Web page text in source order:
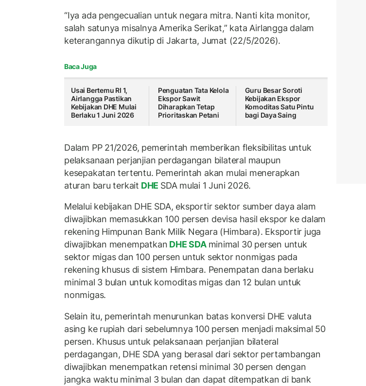
“Iya ada pengecualian untuk negara mitra. Nanti kita monitor,
salah satunya misalnya Amerika Serikat,” kata Airlangga dalam
keterangannya dikutip di Jakarta, Jumat (22/5/2026).
Baca Juga
Usai Bertemu RI 1,
Airlangga Pastikan
Kebijakan DHE Mulai
Berlaku 1 Juni 2026
Penguatan Tata Kelola
Ekspor Sawit
Diharapkan Tetap
Prioritaskan Petani
Guru Besar Soroti
Kebijakan Ekspor
Komoditas Satu Pintu
bagi Daya Saing
Dalam PP 21/2026, pemerintah memberikan fleksibilitas untuk
pelaksanaan perjanjian perdagangan bilateral maupun
kesepakatan tertentu. Pemerintah akan mulai menerapkan
aturan baru terkait DHE SDA mulai 1 Juni 2026.
Melalui kebijakan DHE SDA, eksportir sektor sumber daya alam
diwajibkan memasukkan 100 persen devisa hasil ekspor ke dalam
rekening Himpunan Bank Milik Negara (Himbara). Eksportir juga
diwajibkan menempatkan DHE SDA minimal 30 persen untuk
sektor migas dan 100 persen untuk sektor nonmigas pada
rekening khusus di sistem Himbara. Penempatan dana berlaku
minimal 3 bulan untuk komoditas migas dan 12 bulan untuk
nonmigas.
Selain itu, pemerintah menurunkan batas konversi DHE valuta
asing ke rupiah dari sebelumnya 100 persen menjadi maksimal 50
persen. Khusus untuk pelaksanaan perjanjian bilateral
perdagangan, DHE SDA yang berasal dari sektor pertambangan
diwajibkan menempatkan retensi minimal 30 persen dengan
jangka waktu minimal 3 bulan dan dapat ditempatkan di bank